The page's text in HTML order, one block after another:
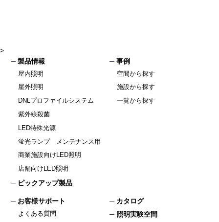
>
製品情報
屋内照明
屋外照明
DNLプロファイルシステム
紫外線殺菌
LED特殊光源
蛍光ランプ メンテナンス用
商業施設向けLED照明
店舗向けLED照明
ピックアップ製品
事例
空間から探す
施設から探す
一覧から探す
お客様サポート
よくある質問
カタログ
照明実験空間